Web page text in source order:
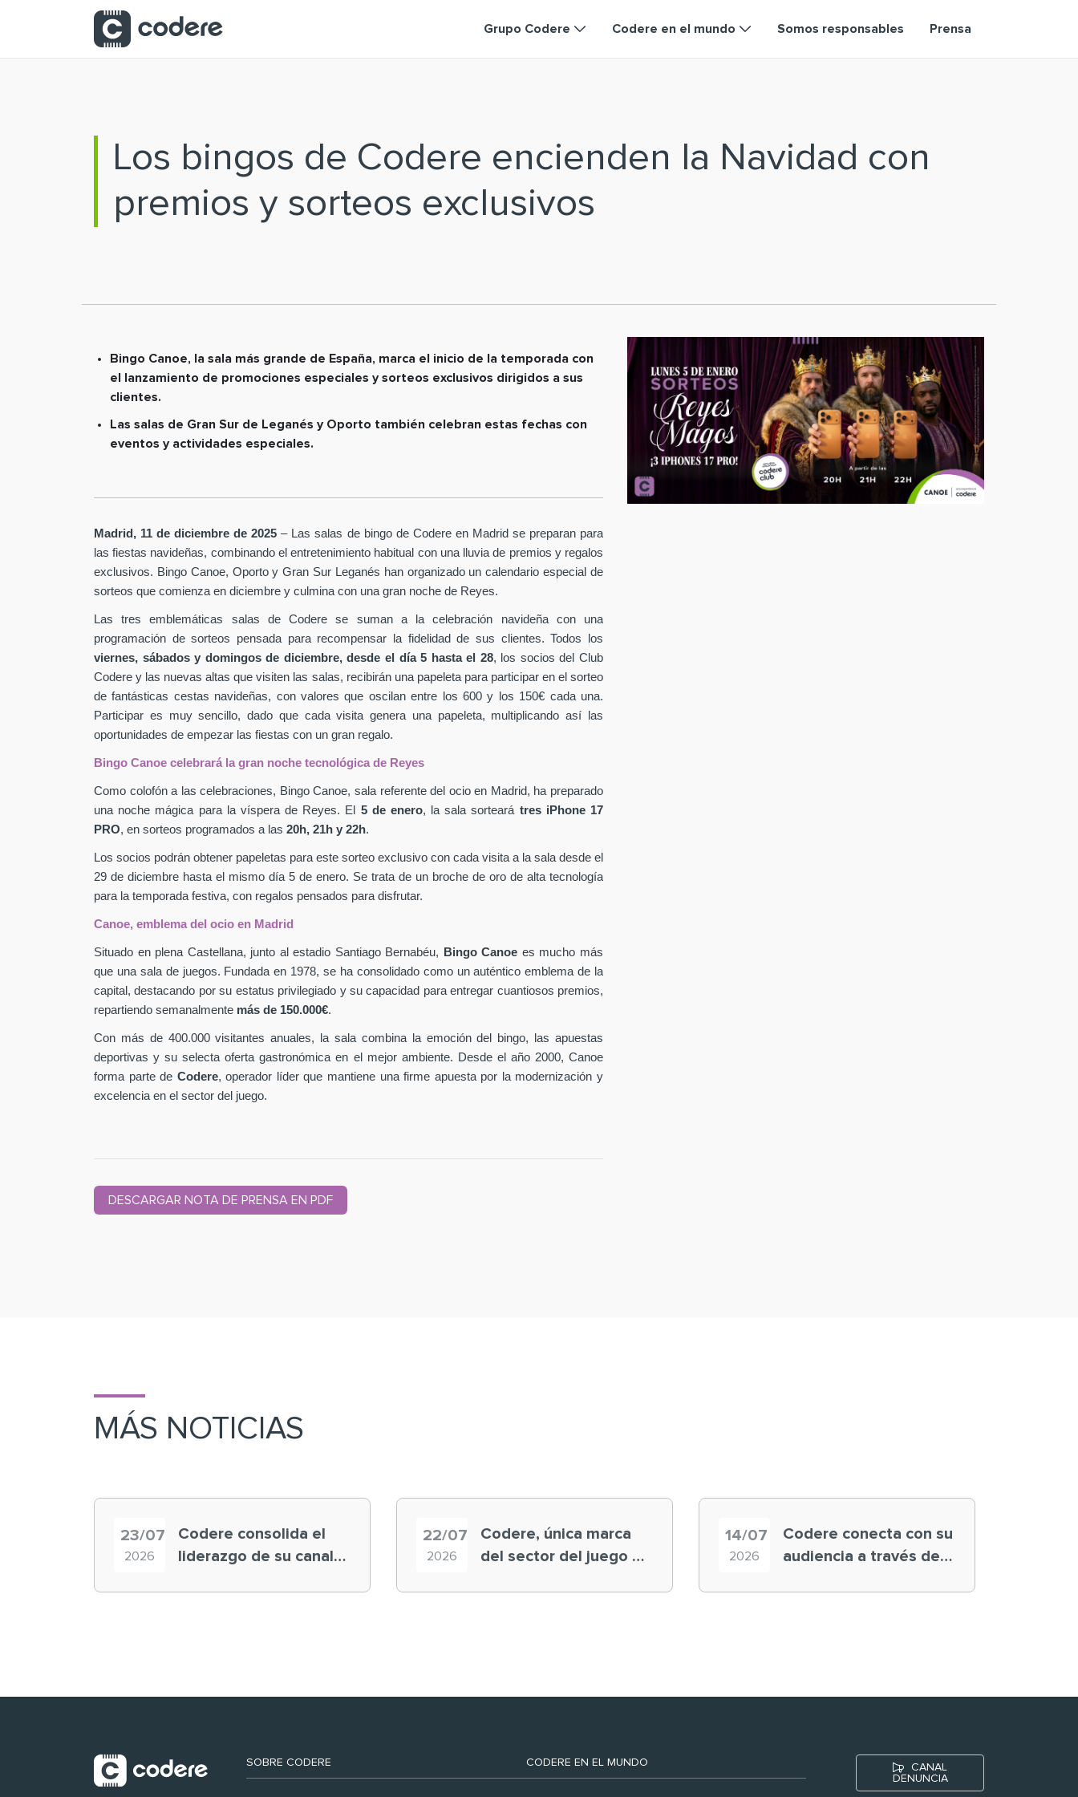
Grupo Codere Codere en el mundo Somos responsables Prensa
Los bingos de Codere encienden la Navidad con
premios y sorteos exclusivos
Bingo Canoe, la sala más grande de España, marca el inicio de la temporada con
el lanzamiento de promociones especiales y sorteos exclusivos dirigidos a sus
clientes.
Las salas de Gran Sur de Leganés y Oporto también celebran estas fechas con
eventos y actividades especiales.
Madrid, 11 de diciembre de 2025 – Las salas de bingo de Codere en Madrid se preparan para
las fiestas navideñas, combinando el entretenimiento habitual con una lluvia de premios y regalos
exclusivos. Bingo Canoe, Oporto y Gran Sur Leganés han organizado un calendario especial de
sorteos que comienza en diciembre y culmina con una gran noche de Reyes.
Las tres emblemáticas salas de Codere se suman a la celebración navideña con una
programación de sorteos pensada para recompensar la fidelidad de sus clientes. Todos los
viernes, sábados y domingos de diciembre, desde el día 5 hasta el 28, los socios del Club
Codere y las nuevas altas que visiten las salas, recibirán una papeleta para participar en el sorteo
de fantásticas cestas navideñas, con valores que oscilan entre los 600 y los 150€ cada una.
Participar es muy sencillo, dado que cada visita genera una papeleta, multiplicando así las
oportunidades de empezar las fiestas con un gran regalo.
Bingo Canoe celebrará la gran noche tecnológica de Reyes
Como colofón a las celebraciones, Bingo Canoe, sala referente del ocio en Madrid, ha preparado
una noche mágica para la víspera de Reyes. El 5 de enero, la sala sorteará tres iPhone 17
PRO, en sorteos programados a las 20h, 21h y 22h.
Los socios podrán obtener papeletas para este sorteo exclusivo con cada visita a la sala desde el
29 de diciembre hasta el mismo día 5 de enero. Se trata de un broche de oro de alta tecnología
para la temporada festiva, con regalos pensados para disfrutar.
Canoe, emblema del ocio en Madrid
Situado en plena Castellana, junto al estadio Santiago Bernabéu, Bingo Canoe es mucho más
que una sala de juegos. Fundada en 1978, se ha consolidado como un auténtico emblema de la
capital, destacando por su estatus privilegiado y su capacidad para entregar cuantiosos premios,
repartiendo semanalmente más de 150.000€.
Con más de 400.000 visitantes anuales, la sala combina la emoción del bingo, las apuestas
deportivas y su selecta oferta gastronómica en el mejor ambiente. Desde el año 2000, Canoe
forma parte de Codere, operador líder que mantiene una firme apuesta por la modernización y
excelencia en el sector del juego.
DESCARGAR NOTA DE PRENSA EN PDF
MÁS NOTICIAS
23/07
2026
Codere consolida el
liderazgo de su canal
22/07
2026
Codere, única marca
del sector del juego en
14/07
2026
Codere conecta con su
audiencia a través de
SOBRE CODERE CODERE EN EL MUNDO
CANAL
DENUNCIA